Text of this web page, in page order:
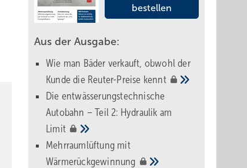
bestellen
Aus der Ausgabe:
Wie man Bäder verkauft, obwohl der
Kunde die Reuter-Preise kennt
Die entwässerungstechnische
Autobahn – Teil 2: Hydraulik am
Limit
Mehrraumlüftung mit
Wärmerückgewinnung